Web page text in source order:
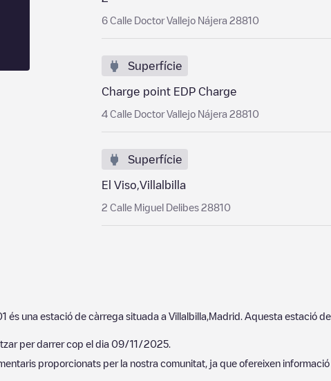
6 Calle Doctor Vallejo Nájera 28810
Superfície
Charge point EDP Charge
4 Calle Doctor Vallejo Nájera 28810
Superfície
El Viso,Villalbilla
2 Calle Miguel Delibes 28810
és una estació de càrrega situada a Villalbilla Madrid . Aquesta estació
per darrer cop el dia 09/11/2025
proporcionats per la nostra comunitat, ja que ofereixen